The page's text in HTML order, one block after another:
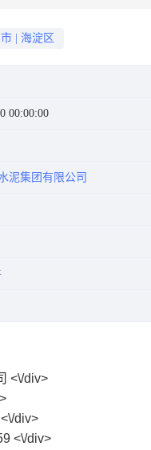
海淀区
00:00:00
泥集团有限公司
<\/div>
div>
<\/div>